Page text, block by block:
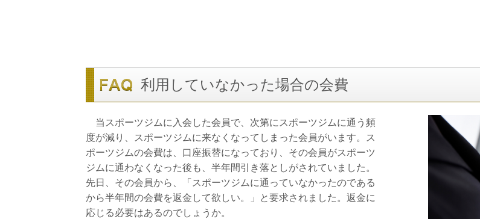
利用していなかった場合の会費
当スポーツジムに入会した会員で、次第にスポーツジムに通う頻
度が減り、スポーツジムに来なくなってしまった会員がいます。ス
ポーツジムの会費は、口座振替になっており、その会員がスポーツ
ジムに通わなくなった後も、半年間引き落としがされていました。
先日、その会員から、「スポーツジムに通っていなかったのである
から半年間の会費を返金して欲しい。」と要求されました。返金に
応じる必要はあるのでしょうか。